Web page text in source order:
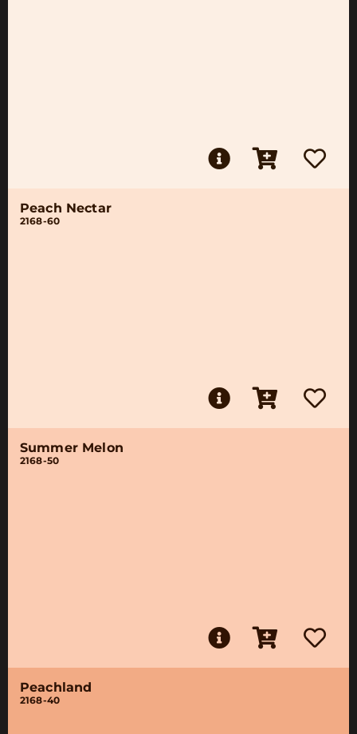
Peach Nectar
2168-60
Summer Melon
2168-50
Peachland
2168-40